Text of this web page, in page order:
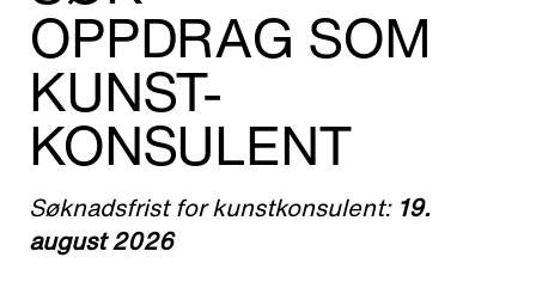
Torget 20, Svolvæer
+47 400 89 595
OPPDRAG SOM
KUNST-
KONSULENT
Søknadsfrist for kunstkonsulent: 19.
august 2026